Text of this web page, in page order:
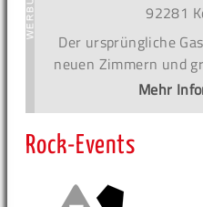
92281
Der ursprüngliche
neuen Zimmern und
Mehr
Rock-Events